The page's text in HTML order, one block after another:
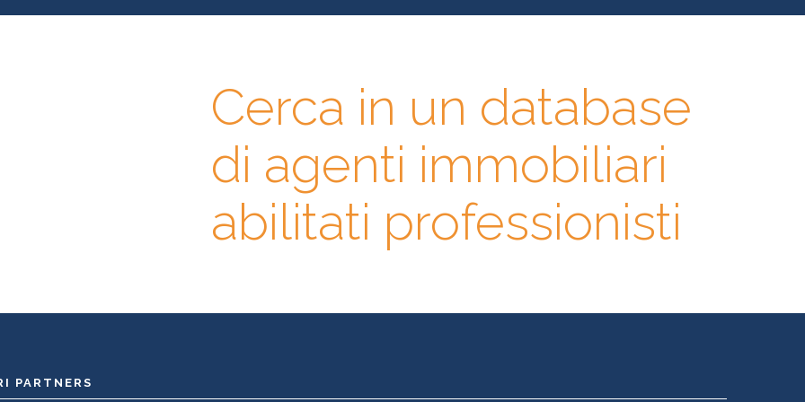
Cerca in un database
di agenti immobiliari
abilitati professionisti
PARTNERS